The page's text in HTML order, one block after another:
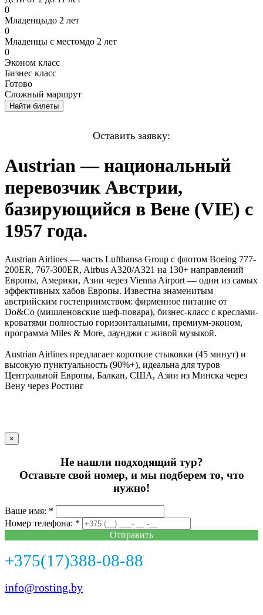
0
Младенцыдо 2 лет
0
Младенцы с местомдо 2 лет
0
Эконом класс
Бизнес класс
Готово
Сложный маршрут
Найти билеты
Оставить заявку:
Austrian — национальный
перевозчик Австрии,
базирующийся в Вене (VIE) с
1957 года.
Austrian Airlines — часть Lufthansa Group с флотом Boeing 777-
200ER, 767-300ER, Airbus A320/A321 на 130+ направлений
Европы, Америки, Азии через Vienna Airport — один из самых
эффективных хабов Европы. Известна знаменитым
австрийским гостеприимством: фирменное питание от
Do&Co (мишленовские шеф-повара), бизнес-класс с креслами-
кроватями полностью горизонтальными, премиум-эконом,
программа Miles & More, лаунджи с живой музыкой.
Austrian Airlines предлагает короткие стыковки (45 минут) и
высокую пунктуальность (90%+), идеальна для туров
Центральной Европы, Балкан, США, Азии из Минска через
Вену через Ростинг
×
Не нашли подходящий тур?
Оставьте свой номер, и мы подберем то, что
нужно!
Ваше имя: *
Номер телефона: *
Отправить
+375(17)388-08-88
info@rosting.by